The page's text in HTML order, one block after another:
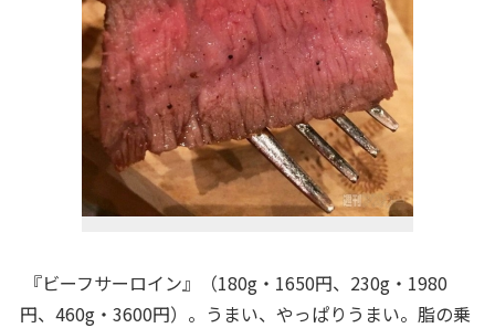
『ビーフサーロイン』（180g・1650円、230g・1980
円、460g・3600円）。うまい、やっぱりうまい。脂の乗